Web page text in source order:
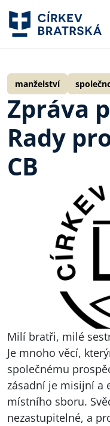
manželství
Zpráva
Rady
CB
Milí bratři, milé
Je mnoho věcí,
společnému
zásadní je misijní a
místního sboru.
nezastupitelné, a